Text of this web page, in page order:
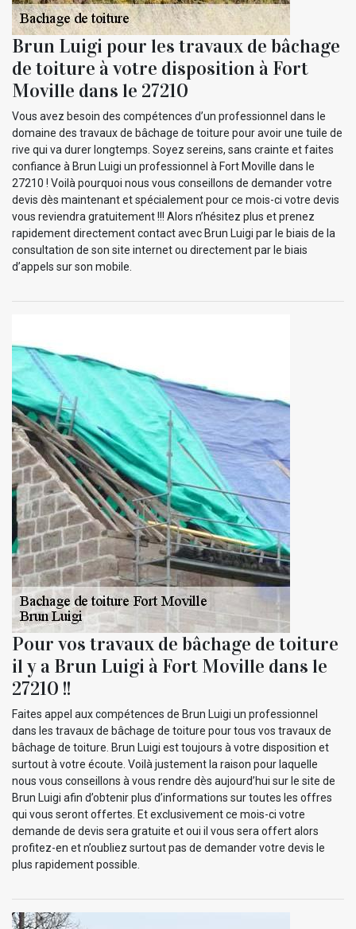
Brun Luigi pour les travaux de bâchage
de toiture à votre disposition à Fort
Moville dans le 27210
Vous avez besoin des compétences d’un professionnel dans le
domaine des travaux de bâchage de toiture pour avoir une tuile de
rive qui va durer longtemps. Soyez sereins, sans crainte et faites
confiance à Brun Luigi un professionnel à Fort Moville dans le
27210 ! Voilà pourquoi nous vous conseillons de demander votre
devis dès maintenant et spécialement pour ce mois-ci votre devis
vous reviendra gratuitement !!! Alors n’hésitez plus et prenez
rapidement directement contact avec Brun Luigi par le biais de la
consultation de son site internet ou directement par le biais
d’appels sur son mobile.
Pour vos travaux de bâchage de toiture
il y a Brun Luigi à Fort Moville dans le
27210 !!
Faites appel aux compétences de Brun Luigi un professionnel
dans les travaux de bâchage de toiture pour tous vos travaux de
bâchage de toiture. Brun Luigi est toujours à votre disposition et
surtout à votre écoute. Voilà justement la raison pour laquelle
nous vous conseillons à vous rendre dès aujourd’hui sur le site de
Brun Luigi afin d’obtenir plus d’informations sur toutes les offres
qui vous seront offertes. Et exclusivement ce mois-ci votre
demande de devis sera gratuite et oui il vous sera offert alors
profitez-en et n’oubliez surtout pas de demander votre devis le
plus rapidement possible.